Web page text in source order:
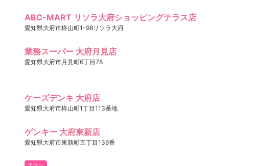
ABC-MART リソラ大府ショッピングテラス店
愛知県大府市柊山町1-98リソラ大府
業務スーパー 大府月見店
愛知県大府市月見町6丁目78
ケーズデンキ 大府店
愛知県大府市柊山町1丁目113番地
ゲンキー 大府東新店
愛知県大府市東新町五丁目136番
チラシ